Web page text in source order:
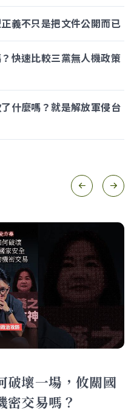
義不只是把文件公開而已
快速比較三黨無人機政策
什麼嗎？就是解放軍侵台
破壞一場，攸關國
密交易嗎？